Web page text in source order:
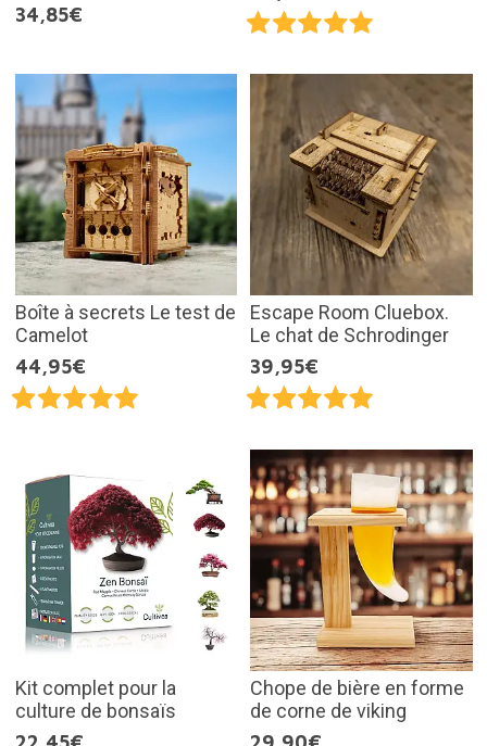
34,85€
Boîte à secrets Le test de
Camelot
44,95€
Escape Room Cluebox.
Le chat de Schrodinger
39,95€
Kit complet pour la
culture de bonsaïs
Chope de bière en forme
de corne de viking